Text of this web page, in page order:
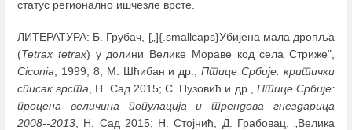
статус регионално ишчезле врсте.
ЛИТЕРАТУРА: Б. Грубач, [„]{.smallcaps}Убијена мала дропља
(Tetrax tetrax) у долини Велике Мораве код села Стриже",
Ciconia, 1999, 8; М. Шћибан и др.,Птице Србије: критички
списак врста, Н. Сад 2015; С. Пузовић и др., Птице Србије:
процена величина популација и трендова гнездарица
2008--2013, Н. Сад 2015; Н. Стојнић, Д. Грабовац, „Велика